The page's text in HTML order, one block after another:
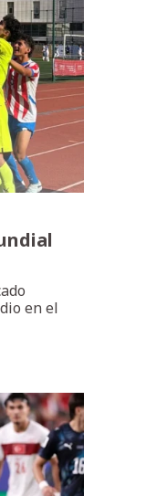
en el